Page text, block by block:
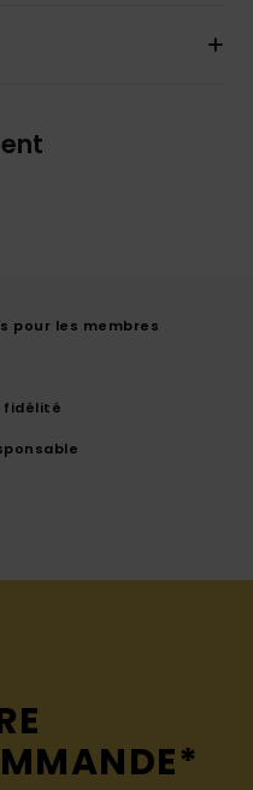
pour les membres
fidélité